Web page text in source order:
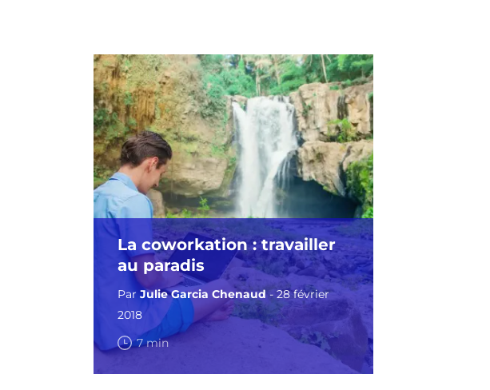
La coworkation : travailler
au paradis
ParJulie Garcia Chenaud- 28 février
2018
7 min